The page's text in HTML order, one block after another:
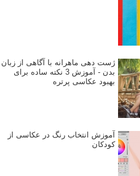
ژست دهی ماهرانه با آگاهی از زبان
بدن - آموزش 3 نکته ساده برای
بهبود عکاسی پرتره
آموزش انتخاب رنگ در عکاسی از
کودکان